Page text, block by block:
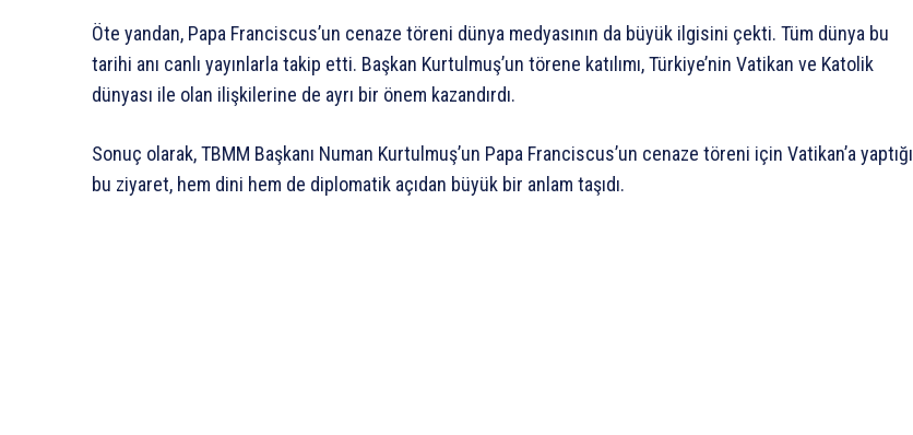
Öte yandan, Papa Franciscus’un cenaze töreni dünya medyasının da büyük ilgisini çekti. Tüm dünya bu
tarihi anı canlı yayınlarla takip etti. Başkan Kurtulmuş’un törene katılımı, Türkiye’nin Vatikan ve Katolik
dünyası ile olan ilişkilerine de ayrı bir önem kazandırdı.
Sonuç olarak, TBMM Başkanı Numan Kurtulmuş’un Papa Franciscus’un cenaze töreni için Vatikan’a yaptığı
bu ziyaret, hem dini hem de diplomatik açıdan büyük bir anlam taşıdı.